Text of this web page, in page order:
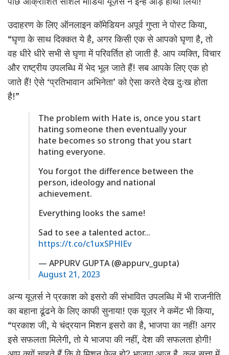
उदाहरण के लिए ऑनलाइन कॉमेडियन अपूर्व गुप्ता ने पोस्ट किया,
“घृणा के साथ दिक्कत ये है, अगर किसी एक से आपको घृणा है, तो
वह धीरे धीरे सभी से घृणा में परिवर्तित हो जाती है. आप व्यक्ति, विचार
और राष्ट्रीय उपलब्धि में भेद भूल जाते हैं! सब आपके लिए एक हो
जाते हैं! ऐसे ‘प्रतिभावान अभिनेता’ को ऐसा करते देख दुःख होता
है!”
The problem with Hate is, once you start
hating someone then eventually your
hate becomes so strong that you start
hating everyone.
You forgot the difference between the
person, ideology and national
achievement.
Everything looks the same!
Sad to see a talented actor…
https://t.co/c1uxSPHlEv
— APPURV GUPTA (@appurv_gupta)
August 21, 2023
अन्य यूज़र्स ने प्रकाश को इसरो की संभावित उपलब्धि में भी राजनीति
का बहाना ढूंढने के लिए काफी सुनाया! एक यूज़र ने कमेंट भी किया,
“प्रकाश जी, ये चंद्रयान मिशन इसरो का है, भाजपा का नहीं! अगर
इसे सफलता मिलेगी, तो ये भाजपा की नहीं, देश की सफलता होगी!